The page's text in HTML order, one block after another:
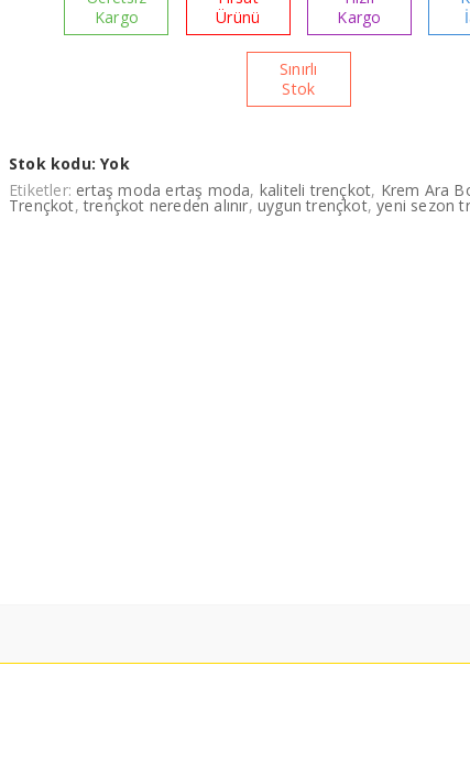
Kargo
Ürünü
Kargo
Sınırlı
Stok
Stok kodu:Yok
Etiketler: ertaş moda ertaş moda, kaliteli trençkot, Krem Ara
Trençkot,trençkot nereden alınır,uygun trençkot,yeni sezon